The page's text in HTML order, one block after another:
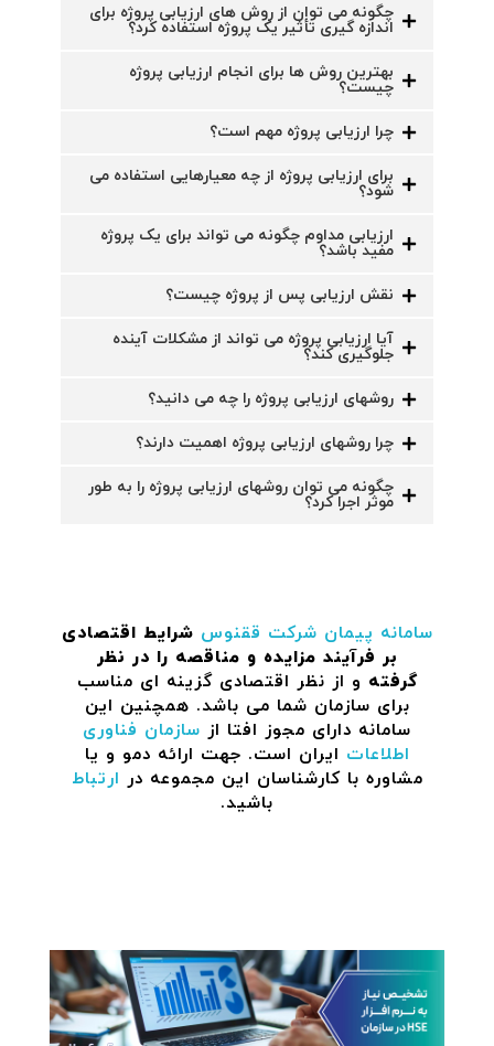
چگونه می توان از روش های ارزیابی پروژه برای
اندازه گیری تأثیر یک پروژه استفاده کرد؟
بهترین روش ها برای انجام ارزیابی پروژه
چیست؟
چرا ارزیابی پروژه مهم است؟
برای ارزیابی پروژه از چه معیارهایی استفاده می
شود؟
ارزیابی مداوم چگونه می تواند برای یک پروژه
مفید باشد؟
نقش ارزیابی پس از پروژه چیست؟
آیا ارزیابی پروژه می تواند از مشکلات آینده
جلوگیری کند؟
روشهای ارزیابی پروژه را چه می دانید؟
چرا روشهای ارزیابی پروژه اهمیت دارند؟
چگونه می توان روشهای ارزیابی پروژه را به طور
موثر اجرا کرد؟
سامانه پیمان شرکت ققنوس شرایط اقتصادی
بر فرآیند مزایده و مناقصه را در نظر
گرفته و از نظر اقتصادی گزینه ای مناسب
برای سازمان شما می باشد. همچنین این
سامانه دارای مجوز افتا از سازمان فناوری
اطلاعات ایران است. جهت ارائه دمو و یا
مشاوره با کارشناسان این مجموعه در ارتباط
باشید.